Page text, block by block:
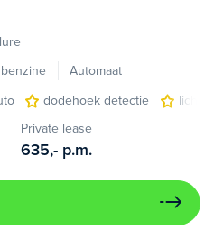
Automaat
dodehoek detectie
Private lease
635,- p.m.